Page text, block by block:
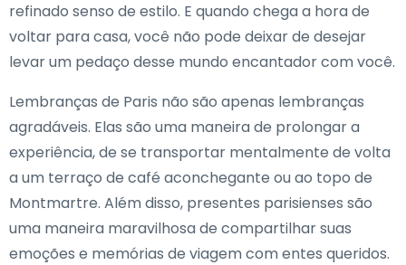
refinado senso de estilo. E quando chega a hora de
voltar para casa, você não pode deixar de desejar
levar um pedaço desse mundo encantador com você.
Lembranças de Paris não são apenas lembranças
agradáveis. Elas são uma maneira de prolongar a
experiência, de se transportar mentalmente de volta
a um terraço de café aconchegante ou ao topo de
Montmartre. Além disso, presentes parisienses são
uma maneira maravilhosa de compartilhar suas
emoções e memórias de viagem com entes queridos.